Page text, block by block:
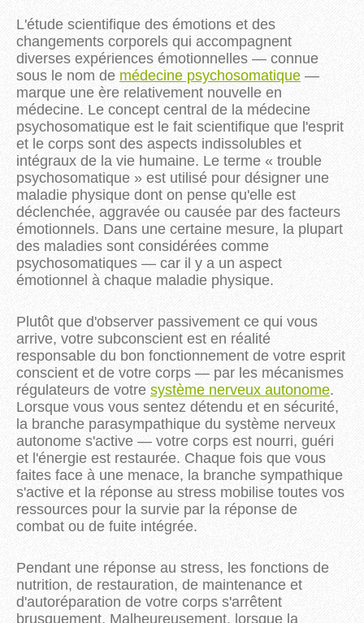
L'étude scientifique des émotions et des
changements corporels qui accompagnent
diverses expériences émotionnelles — connue
sous le nom de médecine psychosomatique —
marque une ère relativement nouvelle en
médecine. Le concept central de la médecine
psychosomatique est le fait scientifique que l'esprit
et le corps sont des aspects indissolubles et
intégraux de la vie humaine. Le terme « trouble
psychosomatique » est utilisé pour désigner une
maladie physique dont on pense qu'elle est
déclenchée, aggravée ou causée par des facteurs
émotionnels. Dans une certaine mesure, la plupart
des maladies sont considérées comme
psychosomatiques — car il y a un aspect
émotionnel à chaque maladie physique.
Plutôt que d'observer passivement ce qui vous
arrive, votre subconscient est en réalité
responsable du bon fonctionnement de votre esprit
conscient et de votre corps — par les mécanismes
régulateurs de votre système nerveux autonome.
Lorsque vous vous sentez détendu et en sécurité,
la branche parasympathique du système nerveux
autonome s'active — votre corps est nourri, guéri
et l'énergie est restaurée. Chaque fois que vous
faites face à une menace, la branche sympathique
s'active et la réponse au stress mobilise toutes vos
ressources pour la survie par la réponse de
combat ou de fuite intégrée.
Pendant une réponse au stress, les fonctions de
nutrition, de restauration, de maintenance et
d'autoréparation de votre corps s'arrêtent
brusquement. Malheureusement, lorsque la